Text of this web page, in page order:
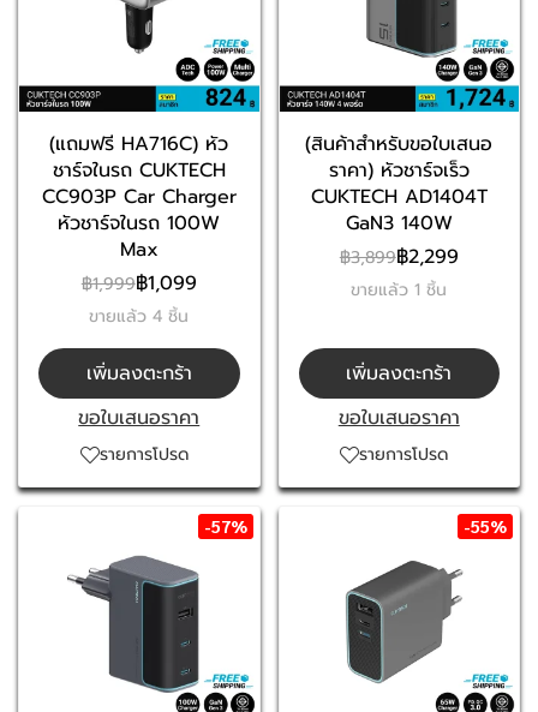
(แถมฟรี HA716C) หัว
ชาร์จในรถ CUKTECH
CC903P Car Charger
หัวชาร์จในรถ 100W
Max
฿1,999฿1,099
ขายแล้ว 4 ชิ้น
เพิ่มลงตะกร้า
ขอใบเสนอราคา
รายการโปรด
(สินค้าสำหรับขอใบเสนอ
ราคา) หัวชาร์จเร็ว
CUKTECH AD1404T
GaN3 140W
฿3,899฿2,299
ขายแล้ว 1 ชิ้น
เพิ่มลงตะกร้า
ขอใบเสนอราคา
รายการโปรด
-57% -55%